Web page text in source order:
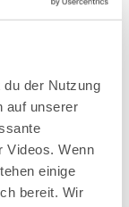
du der Nutzung
auf unserer
Videos. Wenn
einige
bereit. Wir